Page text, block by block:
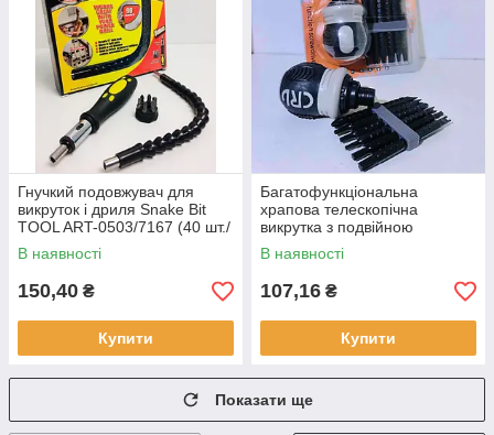
Гнучкий подовжувач для
викруток і дриля Snake Bit
TOOL ART-0503/7167 (40 шт./
ясть)
В наявності
150,40 ₴
Купити
Багатофункціональна
храпова телескопічна
викрутка з подвійною
головкоюTOOLS 13 (120 шт./
ящ)
В наявності
107,16 ₴
Купити
Показати ще